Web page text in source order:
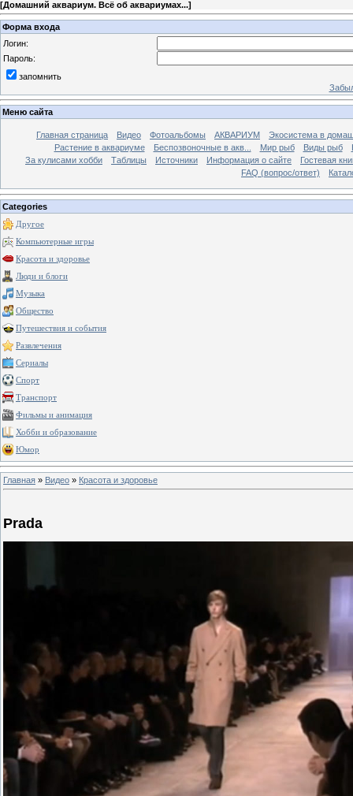
[Домашний аквариум. Всё об аквариумах...]
Форма входа
Логин:
Пароль:
запомнить
Меню сайта
Главная страница Видео Фотоальбомы АКВАРИУМ
Экосистема в
Растение в аквариуме
Беспозвоночные в акв... Мир рыб Виды рыб
За кулисами хобби
Таблицы Источники Информация о сайте
Гостевая
FAQ (вопрос/ответ)
Categories
Другое
Компьютерные игры
Красота и здоровье
Люди и блоги
Музыка
Общество
Путешествия и события
Развлечения
Сериалы
Спорт
Транспорт
Фильмы и анимация
Хобби и образование
Юмор
Главная » Видео » Красота и здоровье
Prada